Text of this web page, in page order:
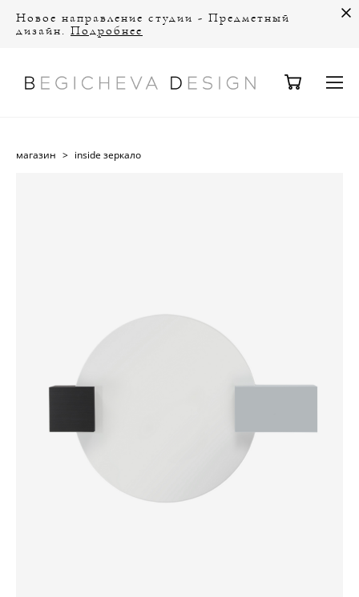
Новое направление студии - Предметный
дизайн. Подробнее
магазин > inside зеркало